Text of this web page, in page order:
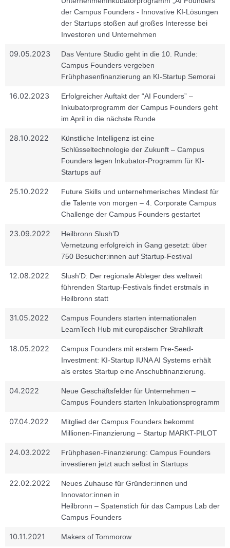
der Campus Founders - Innovative KI-Lösungen
der Startups stoßen auf großes Interesse bei
Investoren und Unternehmen
09.05.2023
Das Venture Studio geht in die 10. Runde:
Campus Founders vergeben
Frühphasenfinanzierung an KI-Startup Semorai
16.02.2023
Erfolgreicher Auftakt der “AI Founders” –
Inkubatorprogramm der Campus Founders geht
im April in die nächste Runde
28.10.2022
Künstliche Intelligenz ist eine
Schlüsseltechnologie der Zukunft – Campus
Founders legen Inkubator-Programm für KI-
Startups auf
25.10.2022
Future Skills und unternehmerisches Mindest für
die Talente von morgen – 4. Corporate Campus
Challenge der Campus Founders gestartet
23.09.2022
Heilbronn Slush’D
Vernetzung erfolgreich in Gang gesetzt: über
750 Besucher:innen auf Startup-Festival
12.08.2022
Slush’D: Der regionale Ableger des weltweit
führenden Startup-Festivals findet erstmals in
Heilbronn statt
31.05.2022
Campus Founders starten internationalen
LearnTech Hub mit europäischer Strahlkraft
18.05.2022
Campus Founders mit erstem Pre-Seed-
Investment: KI-Startup IUNA AI Systems erhält
als erstes Startup eine Anschubfinanzierung.
04.2022
Neue Geschäftsfelder für Unternehmen –
Campus Founders starten Inkubationsprogramm
07.04.2022
Mitglied der Campus Founders bekommt
Millionen-Finanzierung – Startup MARKT-PILOT
24.03.2022
Frühphasen-Finanzierung: Campus Founders
investieren jetzt auch selbst in Startups
22.02.2022
Neues Zuhause für Gründer:innen und
Innovator:innen in
Heilbronn – Spatenstich für das Campus Lab der
Campus Founders
10.11.2021 Makers of Tommorow